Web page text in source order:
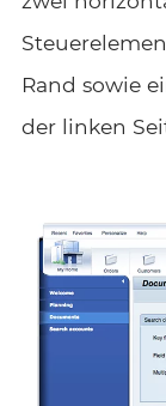
Rand sowie
der linken